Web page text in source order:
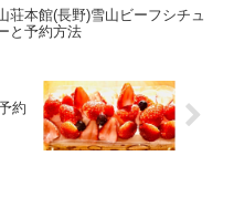
荘本館(長野)雪山ビーフシチュ
と予約方法
約